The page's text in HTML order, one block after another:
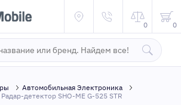
0 0
Автомобильная Электроника
Радар-детектор SHO-ME G-525 STR